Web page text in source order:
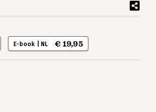
E-book | NL € 19,95